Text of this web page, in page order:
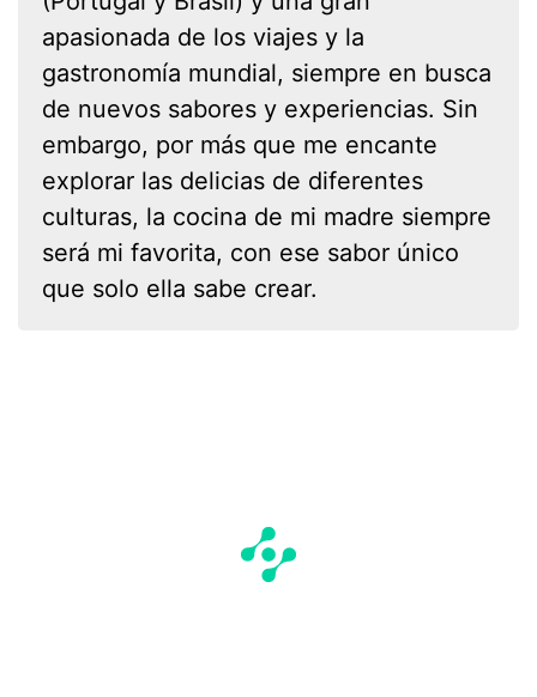
apasionada de los viajes y la
gastronomía mundial, siempre en busca
de nuevos sabores y experiencias. Sin
embargo, por más que me encante
explorar las delicias de diferentes
culturas, la cocina de mi madre siempre
será mi favorita, con ese sabor único
que solo ella sabe crear.